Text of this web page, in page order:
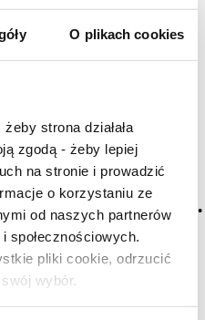
O plikach cookies
strona działała
zgodą - żeby lepiej
na stronie i prowadzić
o korzystaniu ze
od naszych partnerów
społecznościowych.
pliki cookie, odrzucić
wybór.
18 lat?
2016 Magnum
Porto z jednego
rocznika —...
DO KOSZYKA